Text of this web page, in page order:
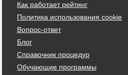
Как работает рейтинг
Политика использования cookie
Вопрос-ответ
Блог
Справочник процедур
Обучающие программы